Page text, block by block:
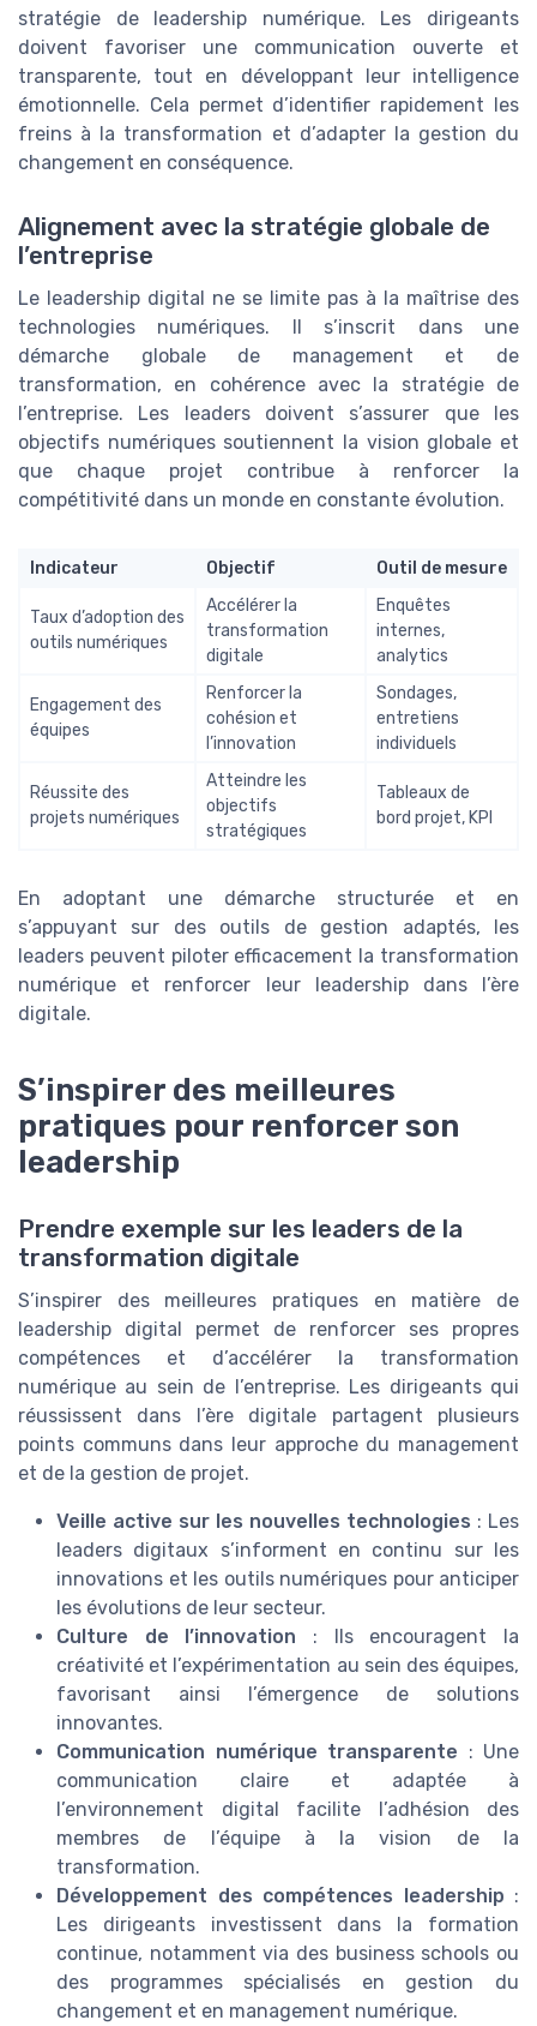
stratégie de leadership numérique. Les dirigeants
doivent favoriser une communication ouverte et
transparente, tout en développant leur intelligence
émotionnelle. Cela permet d’identifier rapidement les
freins à la transformation et d’adapter la gestion du
changement en conséquence.
Alignement avec la stratégie globale de
l’entreprise
Le leadership digital ne se limite pas à la maîtrise des
technologies numériques. Il s’inscrit dans une
démarche globale de management et de
transformation, en cohérence avec la stratégie de
l’entreprise. Les leaders doivent s’assurer que les
objectifs numériques soutiennent la vision globale et
que chaque projet contribue à renforcer la
compétitivité dans un monde en constante évolution.
Indicateur Objectif Outil de mesure
Taux d’adoption des
outils numériques
Accélérer la
transformation
digitale
Enquêtes
internes,
analytics
Engagement des
équipes
Renforcer la
cohésion et
l’innovation
Sondages,
entretiens
individuels
Réussite des
projets numériques
Atteindre les
objectifs
stratégiques
Tableaux de
bord projet, KPI
En adoptant une démarche structurée et en
s’appuyant sur des outils de gestion adaptés, les
leaders peuvent piloter efficacement la transformation
numérique et renforcer leur leadership dans l’ère
digitale.
S’inspirer des meilleures
pratiques pour renforcer son
leadership
Prendre exemple sur les leaders de la
transformation digitale
S’inspirer des meilleures pratiques en matière de
leadership digital permet de renforcer ses propres
compétences et d’accélérer la transformation
numérique au sein de l’entreprise. Les dirigeants qui
réussissent dans l’ère digitale partagent plusieurs
points communs dans leur approche du management
et de la gestion de projet.
Veille active sur les nouvelles technologies : Les
leaders digitaux s’informent en continu sur les
innovations et les outils numériques pour anticiper
les évolutions de leur secteur.
Culture de l’innovation : Ils encouragent la
créativité et l’expérimentation au sein des équipes,
favorisant ainsi l’émergence de solutions
innovantes.
Communication numérique transparente : Une
communication claire et adaptée à
l’environnement digital facilite l’adhésion des
membres de l’équipe à la vision de la
transformation.
Développement des compétences leadership :
Les dirigeants investissent dans la formation
continue, notamment via des business schools ou
des programmes spécialisés en gestion du
changement et en management numérique.